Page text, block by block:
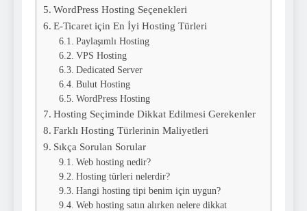
WordPress Hosting Seçenekleri
E-Ticaret için En İyi Hosting Türleri
Paylaşımlı Hosting
VPS Hosting
Dedicated Server
Bulut Hosting
WordPress Hosting
Hosting Seçiminde Dikkat Edilmesi Gerekenler
Farklı Hosting Türlerinin Maliyetleri
Sıkça Sorulan Sorular
Web hosting nedir?
Hosting türleri nelerdir?
Hangi hosting tipi benim için uygun?
Web hosting satın alırken nelere dikkat